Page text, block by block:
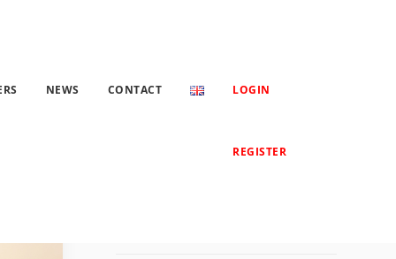
NEWS CONTACT LOGIN
REGISTER